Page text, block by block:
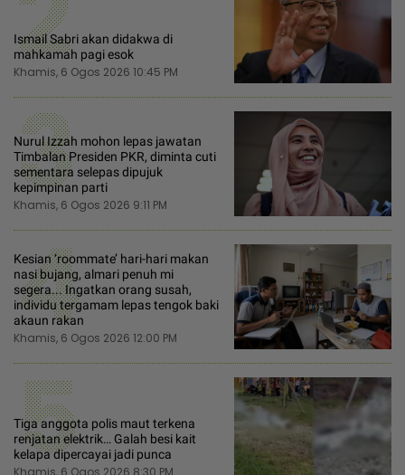
Ismail Sabri akan didakwa di
mahkamah pagi esok
Khamis, 6 Ogos 2026 10:45 PM
3
Nurul Izzah mohon lepas jawatan
Timbalan Presiden PKR, diminta cuti
sementara selepas dipujuk
kepimpinan parti
Khamis, 6 Ogos 2026 9:11 PM
4
Kesian ‘roommate’ hari-hari makan
nasi bujang, almari penuh mi
segera... Ingatkan orang susah,
individu tergamam lepas tengok baki
akaun rakan
Khamis, 6 Ogos 2026 12:00 PM
5
Tiga anggota polis maut terkena
renjatan elektrik… Galah besi kait
kelapa dipercayai jadi punca